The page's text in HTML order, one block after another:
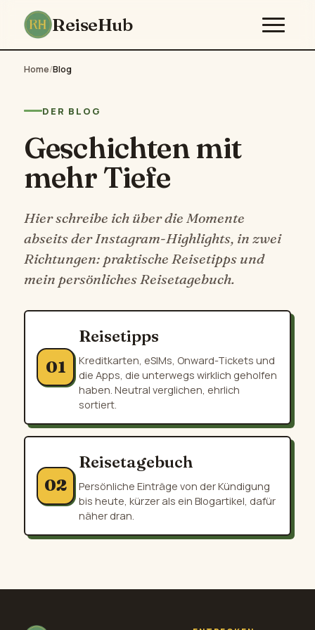
ReiseHub
Home/Blog
DER BLOG
Geschichten mit
mehr Tiefe
Hier schreibe ich über die Momente
abseits der Instagram-Highlights, in zwei
Richtungen: praktische Reisetipps und
mein persönliches Reisetagebuch.
01
Reisetipps
Kreditkarten, eSIMs, Onward-Tickets und
die Apps, die unterwegs wirklich geholfen
haben. Neutral verglichen, ehrlich
sortiert.
02
Reisetagebuch
Persönliche Einträge von der Kündigung
bis heute, kürzer als ein Blogartikel, dafür
näher dran.